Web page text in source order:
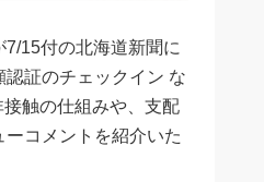
7/15付の北海道新聞に
証のチェックイン な
触の仕組みや、支配
ーコメントを紹介いた